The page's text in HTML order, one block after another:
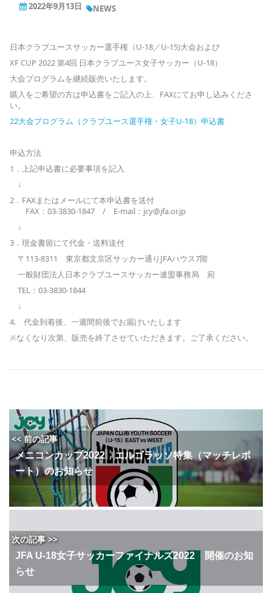
2022年9月13日 NEWS
日本クラブユースサッカー選手権（U-18／U-15)大会および
XF CUP 2022 第4回 日本クラブユース女子サッカー（U-18）
大会プログラムを継続販売いたします。
購入をご希望の方は申込書をご記入の上、FAXにてお申し込みくださ
い。
22大会プログラム（クラブユース選手権・女子U-18）申込書
申込方法
1．上記申込書に必要事項を記入
↓
2．FAXまたはメールにて本申込書を送付
FAX：03-3830-1847 / E-mail：jcy@jfa.or.jp
↓
3．現金書留にて代金・送料送付
〒113-8311 東京都文京区サッカー通りJFAハウス7階
一般財団法人日本クラブユースサッカー連盟事務局 宛
TEL：03-3830-1844
↓
4. 代金到着後、一週間前後でお届けいたします
※なくなり次第、販売を終了させていただきます。ご了承ください。
<< 前の記事
メニコンカップ2022 エルゴラッソ特集（マッチレポ
ート）のお知らせ
次の記事 >>
JFA U-18女子サッカーファイナルズ2022 開催のお知
らせ